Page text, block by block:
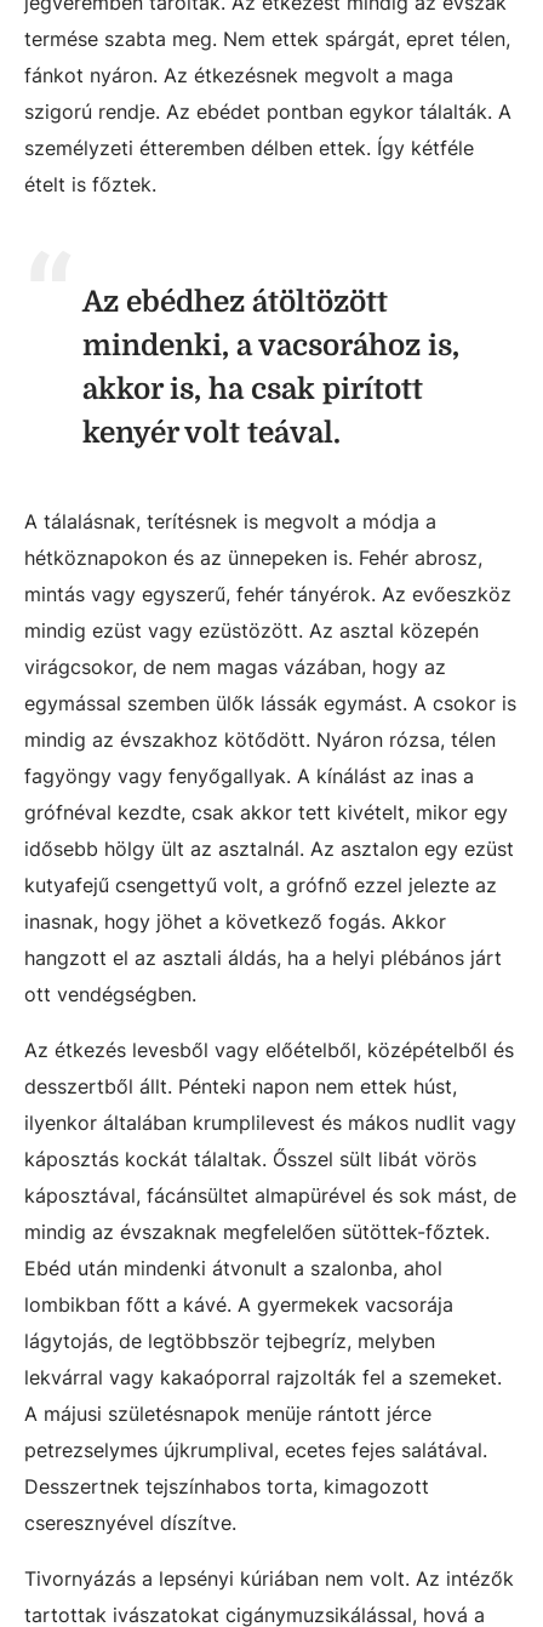
termése szabta meg. Nem ettek spárgát, epret télen,
fánkot nyáron. Az étkezésnek megvolt a maga
szigorú rendje. Az ebédet pontban egykor tálalták. A
személyzeti étteremben délben ettek. Így kétféle
ételt is főztek.
Az ebédhez átöltözött
mindenki, a vacsorához is,
akkor is, ha csak pirított
kenyér volt teával.
A tálalásnak, terítésnek is megvolt a módja a
hétköznapokon és az ünnepeken is. Fehér abrosz,
mintás vagy egyszerű, fehér tányérok. Az evőeszköz
mindig ezüst vagy ezüstözött. Az asztal közepén
virágcsokor, de nem magas vázában, hogy az
egymással szemben ülők lássák egymást. A csokor is
mindig az évszakhoz kötődött. Nyáron rózsa, télen
fagyöngy vagy fenyőgallyak. A kínálást az inas a
grófnéval kezdte, csak akkor tett kivételt, mikor egy
idősebb hölgy ült az asztalnál. Az asztalon egy ezüst
kutyafejű csengettyű volt, a grófnő ezzel jelezte az
inasnak, hogy jöhet a következő fogás. Akkor
hangzott el az asztali áldás, ha a helyi plébános járt
ott vendégségben.
Az étkezés levesből vagy előételből, középételből és
desszertből állt. Pénteki napon nem ettek húst,
ilyenkor általában krumplilevest és mákos nudlit vagy
káposztás kockát tálaltak. Ősszel sült libát vörös
káposztával, fácánsültet almapürével és sok mást, de
mindig az évszaknak megfelelően sütöttek-főztek.
Ebéd után mindenki átvonult a szalonba, ahol
lombikban főtt a kávé. A gyermekek vacsorája
lágytojás, de legtöbbször tejbegríz, melyben
lekvárral vagy kakaóporral rajzolták fel a szemeket.
A májusi születésnapok menüje rántott jérce
petrezselymes újkrumplival, ecetes fejes salátával.
Desszertnek tejszínhabos torta, kimagozott
cseresznyével díszítve.
Tivornyázás a lepsényi kúriában nem volt. Az intézők
tartottak ivászatokat cigánymuzsikálással, hová a